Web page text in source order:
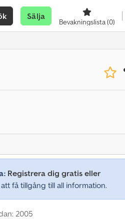
Sälja
Bevakningslista(0)
Registrera dig gratis eller
få tillgång till all information.
2005